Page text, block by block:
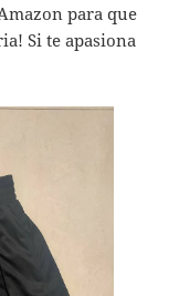
para que
Si te apasiona